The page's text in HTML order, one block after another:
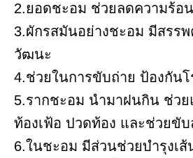
2.ยอดชะอม ช่วยลดความร้อ
3.ผักรสมันอย่างชะอม มีสรร
วัฒนะ
4.ช่วยในการขับถ่าย ป้องกันโ
5.รากชะอม นำมาฝนกิน ช่วย
ท้องเฟ้อ ปวดท้อง และช่วยขั
6.ในชะอม มีส่วนช่วยบำรุงเส้